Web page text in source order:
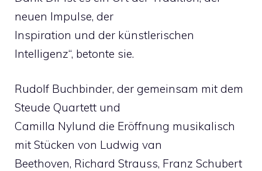
neuen Impulse, der
Inspiration und der künstlerischen
Intelligenz“, betonte sie.
Rudolf Buchbinder, der gemeinsam mit dem
Steude Quartett und
Camilla Nylund die Eröffnung musikalisch
mit Stücken von Ludwig van
Beethoven, Richard Strauss, Franz Schubert